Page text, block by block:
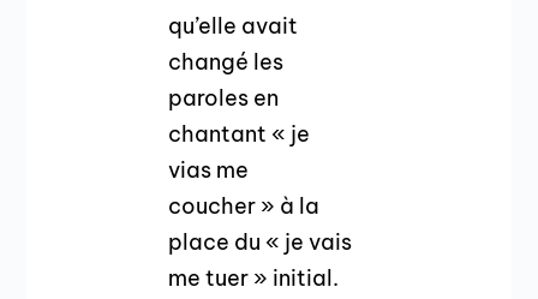
qu’elle avait
changé les
paroles en
chantant « je
vias me
coucher » à la
place du « je vais
me tuer » initial.